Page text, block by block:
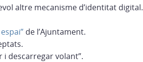
altre mecanisme d’identitat digital.
de l’Ajuntament.
i descarregar volant”.